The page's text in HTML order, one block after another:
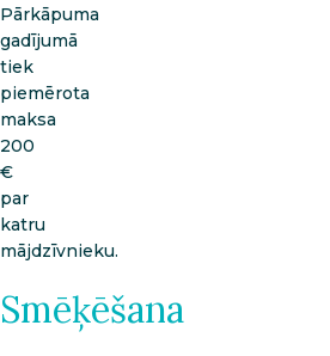
Pārkāpuma
gadījumā
tiek
piemērota
maksa
200
€
par
katru
mājdzīvnieku.
Smēķēšana